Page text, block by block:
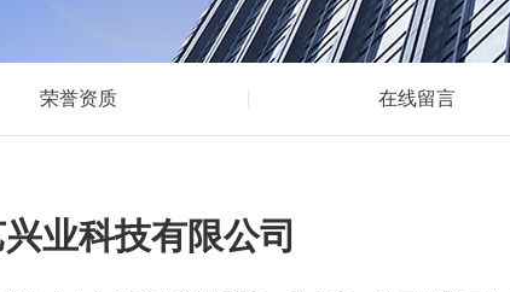
荣誉资质 在线留言
业科技有限公司